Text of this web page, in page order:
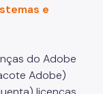
e
do Adobe
Adobe)